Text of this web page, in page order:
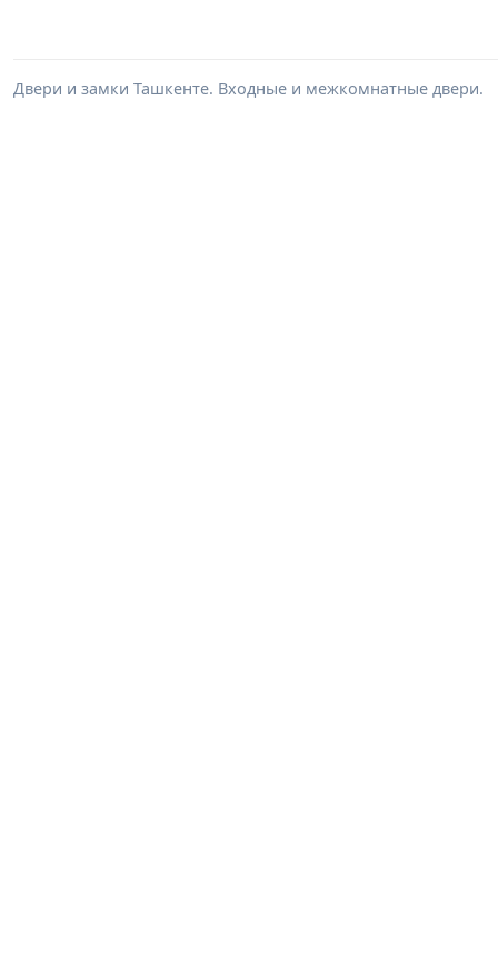
Двери и замки Ташкенте. Входные и межкомнатные двери.